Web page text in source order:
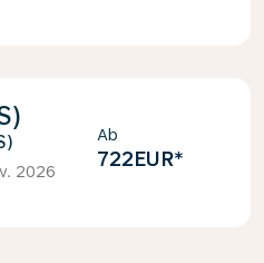
2026
Ab
722EUR*